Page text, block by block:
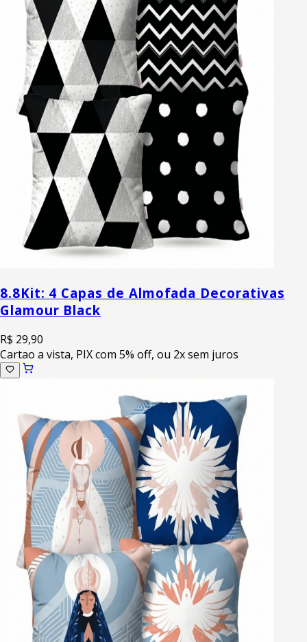
8.8Kit: 4 Capas de Almofada Decorativas
Glamour Black
R$ 29,90
Cartao a vista, PIX com 5% off, ou 2x sem juros